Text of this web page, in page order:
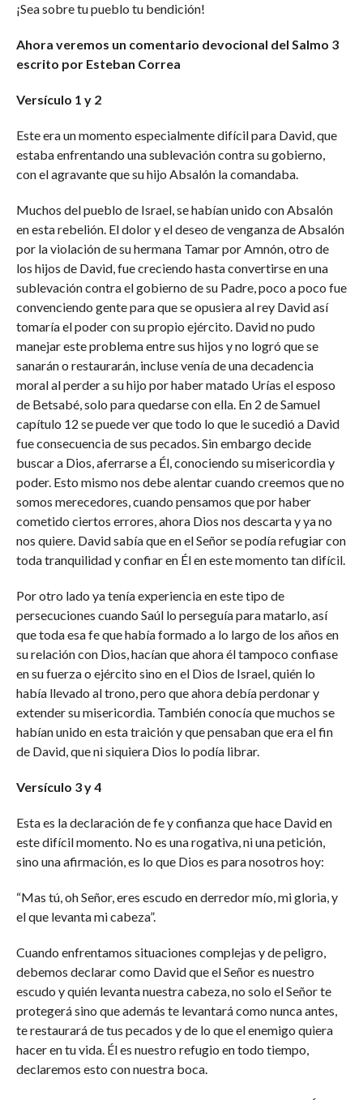
¡Sea sobre tu pueblo tu bendición!
Ahora veremos un comentario devocional del Salmo 3
escrito por Esteban Correa
Versículo 1 y 2
Este era un momento especialmente difícil para David, que
estaba enfrentando una sublevación contra su gobierno,
con el agravante que su hijo Absalón la comandaba.
Muchos del pueblo de Israel, se habían unido con Absalón
en esta rebelión. El dolor y el deseo de venganza de Absalón
por la violación de su hermana Tamar por Amnón, otro de
los hijos de David, fue creciendo hasta convertirse en una
sublevación contra el gobierno de su Padre, poco a poco fue
convenciendo gente para que se opusiera al rey David así
tomaría el poder con su propio ejército. David no pudo
manejar este problema entre sus hijos y no logró que se
sanarán o restaurarán, incluse venía de una decadencia
moral al perder a su hijo por haber matado Urías el esposo
de Betsabé, solo para quedarse con ella. En 2 de Samuel
capítulo 12 se puede ver que todo lo que le sucedió a David
fue consecuencia de sus pecados. Sin embargo decide
buscar a Dios, aferrarse a Él, conociendo su misericordia y
poder. Esto mismo nos debe alentar cuando creemos que no
somos merecedores, cuando pensamos que por haber
cometido ciertos errores, ahora Dios nos descarta y ya no
nos quiere. David sabía que en el Señor se podía refugiar con
toda tranquilidad y confiar en Él en este momento tan difícil.
Por otro lado ya tenía experiencia en este tipo de
persecuciones cuando Saúl lo perseguía para matarlo, así
que toda esa fe que había formado a lo largo de los años en
su relación con Dios, hacían que ahora él tampoco confiase
en su fuerza o ejército sino en el Dios de Israel, quién lo
había llevado al trono, pero que ahora debía perdonar y
extender su misericordia. También conocía que muchos se
habían unido en esta traición y que pensaban que era el fin
de David, que ni siquiera Dios lo podía librar.
Versículo 3 y 4
Esta es la declaración de fe y confianza que hace David en
este difícil momento. No es una rogativa, ni una petición,
sino una afirmación, es lo que Dios es para nosotros hoy:
“Mas tú, oh Señor, eres escudo en derredor mío, mi gloria, y
el que levanta mi cabeza”.
Cuando enfrentamos situaciones complejas y de peligro,
debemos declarar como David que el Señor es nuestro
escudo y quién levanta nuestra cabeza, no solo el Señor te
protegerá sino que además te levantará como nunca antes,
te restaurará de tus pecados y de lo que el enemigo quiera
hacer en tu vida. Él es nuestro refugio en todo tiempo,
declaremos esto con nuestra boca.